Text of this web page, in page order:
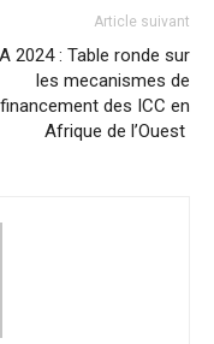
Article suivant
2024 : Table ronde sur
les mecanismes de
financement des ICC en
Afrique de l’Ouest